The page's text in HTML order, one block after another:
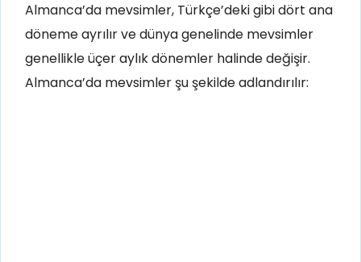
Almanca’da mevsimler, Türkçe’deki gibi dört ana
döneme ayrılır ve dünya genelinde mevsimler
genellikle üçer aylık dönemler halinde değişir.
Almanca’da mevsimler şu şekilde adlandırılır: